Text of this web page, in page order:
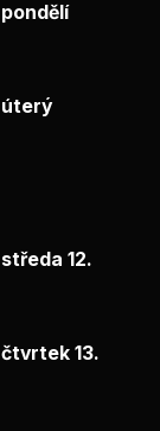
pondělí
úterý
středa 12.
čtvrtek 13.